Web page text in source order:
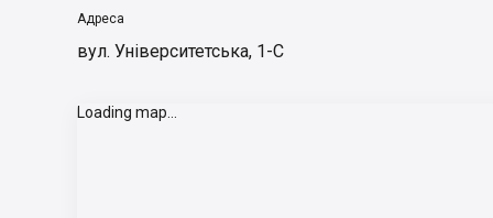
Адреса
вул. Університетська, 1-С
Loading map...